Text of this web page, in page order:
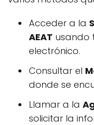
Acceder a la
AEAT usando
electrónico.
Consultar el
donde se
Llamar a la
solicitar la